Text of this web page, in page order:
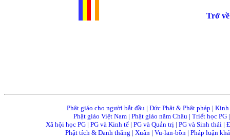
Trở
Phật giáo cho người bắt đầu | Đức Phật & Phật pháp |
Phật giáo Việt Nam| Phật giáo năm Châu| Triết học PG
Xã hội học PG| PG và Kinh tế| PG và Quản trị| PG và Sinh thái|
Phật tích & Danh thắng | Xuân | Vu-lan-bồn | Pháp luận